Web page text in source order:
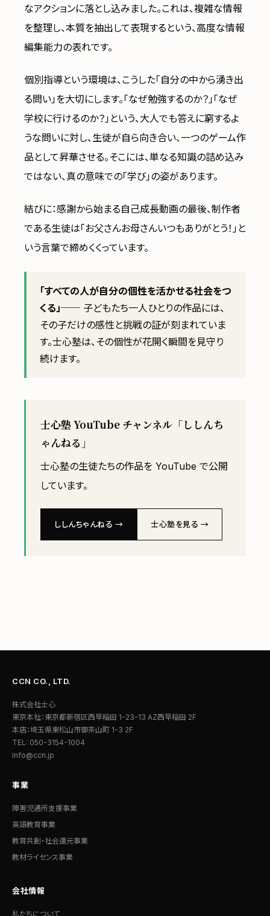
なアクションに落とし込みました。これは、複雑な情報
を整理し、本質を抽出して表現するという、高度な情報
編集能力の表れです。
個別指導という環境は、こうした「自分の中から湧き出
る問い」を大切にします。「なぜ勉強するのか？」「なぜ
学校に行けるのか？」という、大人でも答えに窮するよ
うな問いに対し、生徒が自ら向き合い、一つのゲーム作
品として昇華させる。そこには、単なる知識の詰め込み
ではない、真の意味での「学び」の姿があります。
結びに：感謝から始まる自己成長動画の最後、制作者
である生徒は「お父さんお母さんいつもありがとう！」と
いう言葉で締めくくっています。
「すべての人が自分の個性を活かせる社会をつ
くる」── 子どもたち一人ひとりの作品には、
その子だけの感性と挑戦の証が刻まれていま
す。士心塾は、その個性が花開く瞬間を見守り
続けます。
士心塾 YouTube チャンネル「ししんち
ゃんねる」
士心塾の生徒たちの作品を YouTube で公開
しています。
ししんちゃんねる → 士心塾を見る →
CCN CO., LTD.
株式会社士心
東京本社：東京都新宿区西早稲田 1-23-13 AZ西早稲田 2F
本店：埼玉県東松山市御茶山町 1-3 2F
TEL: 050-3154-1004
info@ccn.jp
事業
障害児通所支援事業
英語教育事業
教育共創・社会還元事業
教材ライセンス事業
会社情報
私たちについて